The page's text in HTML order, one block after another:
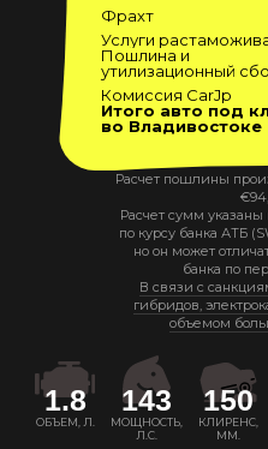
ОБЪЕМ, Л.
1.8
МОЩНОСТЬ,
Л.С.
143
КЛИРЕНС,
ММ.
150
Фрахт
Услуги
Пошлина и
утилизационный
Комиссия CarJp
Итого авто под
во Владивостоке
Расчет пошлины
€
Расчет сумм
по курсу банка АТБ
но он может
банка по
В связи с
гибридов,
объемом